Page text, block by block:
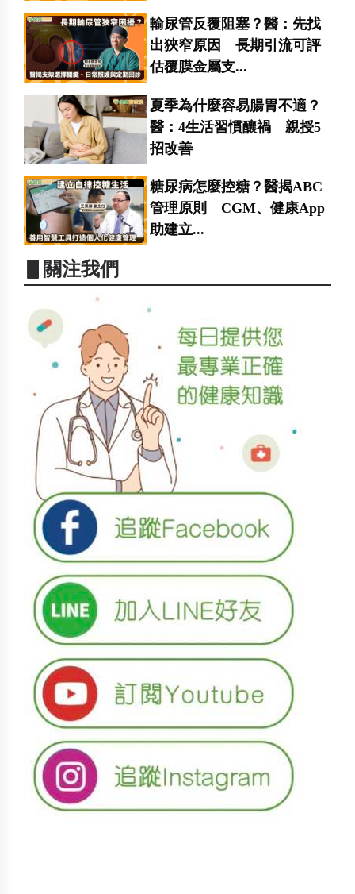
輸尿管反覆阻塞？醫：先找
出狹窄原因 長期引流可評
估覆膜金屬支...
夏季為什麼容易腸胃不適？
醫：4生活習慣釀禍 親授5
招改善
糖尿病怎麼控糖？醫揭ABC
管理原則 CGM、健康App
助建立...
▋關注我們